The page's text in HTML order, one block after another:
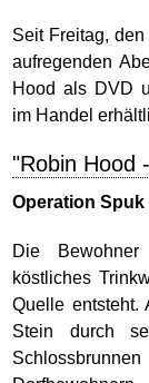
Seit Freitag,
aufregenden
Hood als DVD
im Handel
"Robin Hood
Operation Spuk
Die
köstliches
Quelle entsteht.
Stein durch